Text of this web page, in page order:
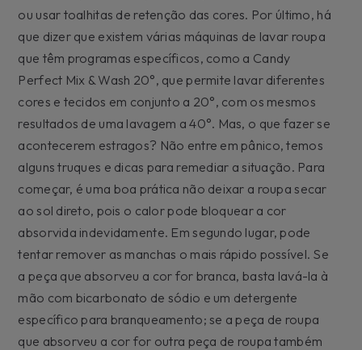
ou usar toalhitas de retenção das cores. Por último, há
que dizer que existem várias máquinas de lavar roupa
que têm programas específicos, como a Candy
Perfect Mix & Wash 20°, que permite lavar diferentes
cores e tecidos em conjunto a 20°, com os mesmos
resultados de uma lavagem a 40°. Mas, o que fazer se
acontecerem estragos? Não entre em pânico, temos
alguns truques e dicas para remediar a situação. Para
começar, é uma boa prática não deixar a roupa secar
ao sol direto, pois o calor pode bloquear a cor
absorvida indevidamente. Em segundo lugar, pode
tentar remover as manchas o mais rápido possível. Se
a peça que absorveu a cor for branca, basta lavá-la à
mão com bicarbonato de sódio e um detergente
específico para branqueamento; se a peça de roupa
que absorveu a cor for outra peça de roupa também